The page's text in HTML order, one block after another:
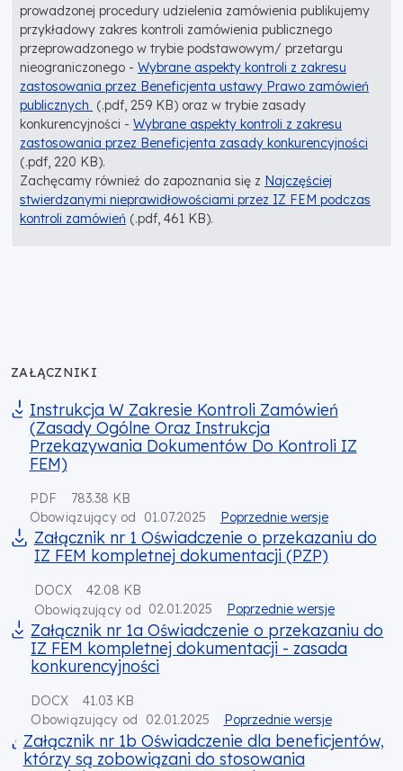
prowadzonej procedury udzielenia zamówienia publikujemy
przykładowy zakres kontroli zamówienia publicznego
przeprowadzonego w trybie podstawowym/ przetargu
nieograniczonego - Wybrane aspekty kontroli z zakresu
zastosowania przez Beneficjenta ustawy Prawo zamówień
publicznych (.pdf, 259 KB) oraz w trybie zasady
konkurencyjności - Wybrane aspekty kontroli z zakresu
zastosowania przez Beneficjenta zasady konkurencyjności
(.pdf, 220 KB).
Zachęcamy również do zapoznania się z Najczęściej
stwierdzanymi nieprawidłowościami przez IZ FEM podczas
kontroli zamówień (.pdf, 461 KB).
ZAŁĄCZNIKI
Instrukcja W Zakresie Kontroli Zamówień
(Zasady Ogólne Oraz Instrukcja
Przekazywania Dokumentów Do Kontroli IZ
FEM)
PDF
783.38 KB
Obowiązujący od
01.07.2025 Poprzednie wersje
Załącznik nr 1 Oświadczenie o przekazaniu do
IZ FEM kompletnej dokumentacji (PZP)
DOCX
42.08 KB
Obowiązujący od 02.01.2025 Poprzednie wersje
Załącznik nr 1a Oświadczenie o przekazaniu do
IZ FEM kompletnej dokumentacji - zasada
konkurencyjności
DOCX
41.03 KB
Obowiązujący od
02.01.2025 Poprzednie wersje
Załącznik nr 1b Oświadczenie dla beneficjentów,
którzy są zobowiązani do stosowania